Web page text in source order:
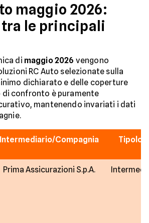
maggio 2026:
le principali
di maggio 2026 vengono
RC Auto selezionate sulla
dichiarato e delle coperture
confronto è puramente
mantenendo invariati i dati
Intermediario/Compagnia
Prima Assicurazioni S.p.A.